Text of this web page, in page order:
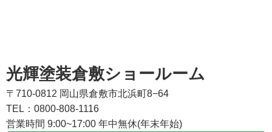
光輝塗装倉敷ショールーム
〒710-0812 岡山県倉敷市北浜町8−64
TEL：0800-808-1116
営業時間 9:00~17:00 年中無休(年末年始)